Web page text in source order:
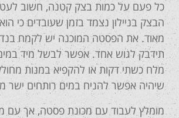
כל פעם על כמות בצק קטנה, חשוב
הבצק בניילון נצמד בזמן שעובדים כי
מאוד. את הפסטה המוכנה יש לקמח
תידבק לגוש אחד. אפשר לבשל מיד
מלח כשתי דקות או להקפיא במנות
שיהיה אפשר להניח במים רותחים
מומלץ לעבוד עם מכונת פסטה, אך עם